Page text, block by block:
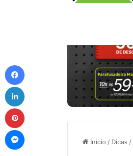
Início / Dicas /